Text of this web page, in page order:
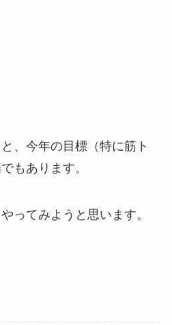
、今年の目標（特に筋ト
もあります。
ってみようと思います。